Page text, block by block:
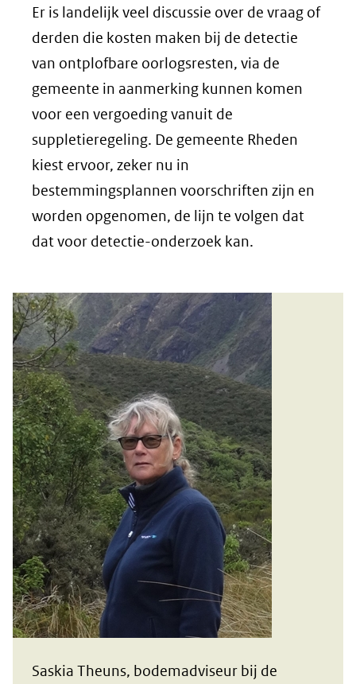
Er is landelijk veel discussie over de vraag of
derden die kosten maken bij de detectie
van ontplofbare oorlogsresten, via de
gemeente in aanmerking kunnen komen
voor een vergoeding vanuit de
suppletieregeling. De gemeente Rheden
kiest ervoor, zeker nu in
bestemmingsplannen voorschriften zijn en
worden opgenomen, de lijn te volgen dat
dat voor detectie-onderzoek kan.
Saskia Theuns, bodemadviseur bij de